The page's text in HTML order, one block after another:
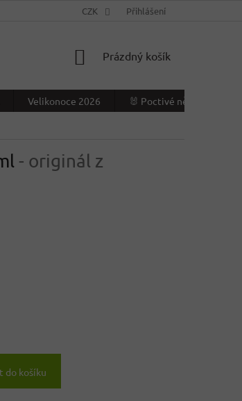
VÝDEJNÍ MÍSTO
CZK Přihlášení
NÁKUPNÍ
Prázdný košík
Velikonoce 2026
🐰 Poctivé německé
- originál z
do košíku